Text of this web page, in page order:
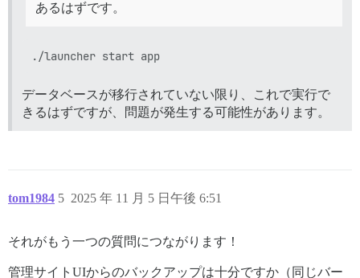
あるはずです。
データベースが移行されていない限り、これで実行で
きるはずですが、問題が発生する可能性があります。
tom1984 2025 年 11 月 5 日午後 6:51
5
それがもう一つの質問につながります！
管理サイトUIからのバックアップは十分ですか（同じバー